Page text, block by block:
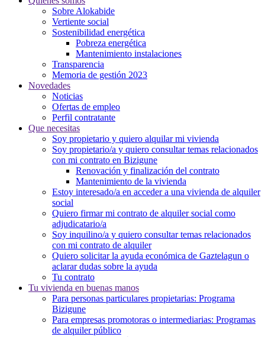
Sobre Alokabide
Vertiente social
Sostenibilidad energética
Pobreza energética
Mantenimiento instalaciones
Transparencia
Memoria de gestión 2023
Novedades
Noticias
Ofertas de empleo
Perfil contratante
Que necesitas
Soy propietario y quiero alquilar mi vivienda
Soy propietario/a y quiero consultar temas relacionados
con mi contrato en Bizigune
Renovación y finalización del contrato
Mantenimiento de la vivienda
Estoy interesado/a en acceder a una vivienda de alquiler
social
Quiero firmar mi contrato de alquiler social como
adjudicatario/a
Soy inquilino/a y quiero consultar temas relacionados
con mi contrato de alquiler
Quiero solicitar la ayuda económica de Gaztelagun o
aclarar dudas sobre la ayuda
Tu contrato
Tu vivienda en buenas manos
Para personas particulares propietarias: Programa
Bizigune
Para empresas promotoras o intermediarias: Programas
de alquiler público